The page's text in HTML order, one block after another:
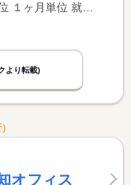
より転載)
オフィス